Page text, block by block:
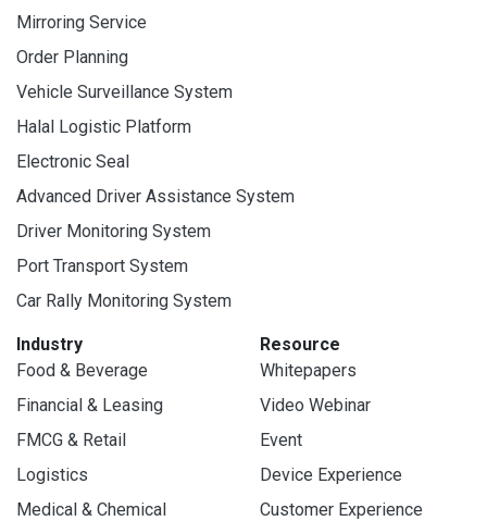
Mirroring Service
Order Planning
Vehicle Surveillance System
Halal Logistic Platform
Electronic Seal
Advanced Driver Assistance System
Driver Monitoring System
Port Transport System
Car Rally Monitoring System
Industry
Food & Beverage
Financial & Leasing
FMCG & Retail
Logistics
Medical & Chemical
Resource
Whitepapers
Video Webinar
Event
Device Experience
Customer Experience